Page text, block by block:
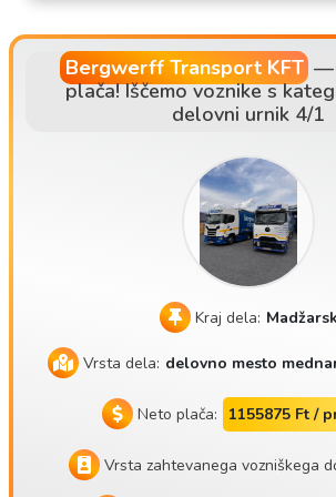
z sedeža podjetja, sistem fiksnih voznikov • Glavne smeri:
T, DE, NL, SK, CZ
Bergwerff Transport KFT —
plača! Iščemo voznike s
delovni urnik 4/1
Kraj dela:
Vrsta dela: delovno mesto
Neto plača: 1155875 Ft /
Vrsta zahtevanega vozniškega